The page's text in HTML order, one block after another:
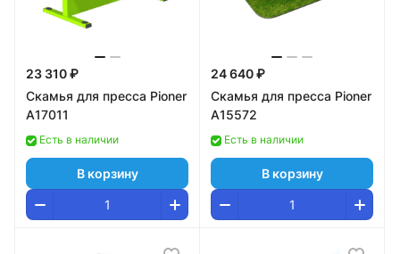
23 310 ₽
Скамья для пресса Pioner
A17011
Есть в наличии
В корзину
24 640 ₽
Скамья для пресса Pioner
A15572
Есть в наличии
В корзину